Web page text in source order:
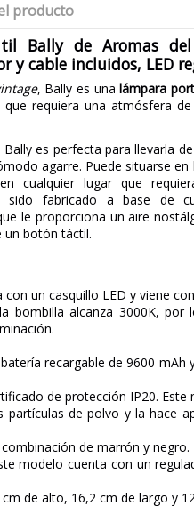
producto
Bally de Aromas
y cable incluidos, LED
, Bally es una lámpara
requiera una atmósfera
Bally es perfecta para llevarla
agarre. Puede situarse
cualquier lugar que
sido fabricado a base de
le proporciona un aire
un botón táctil.
con un casquillo LED y viene
bombilla alcanza 3000K, por
recargable de 9600 mAh
de protección IP20. Este
partículas de polvo y la hace
de marrón y negro.
modelo cuenta con un
de alto, 16,2 cm de largo y